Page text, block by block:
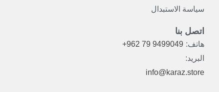
سياسة الاستبدال
اتصل بنا
هاتف: +962 79 9499049
البريد:
info@karaz.store